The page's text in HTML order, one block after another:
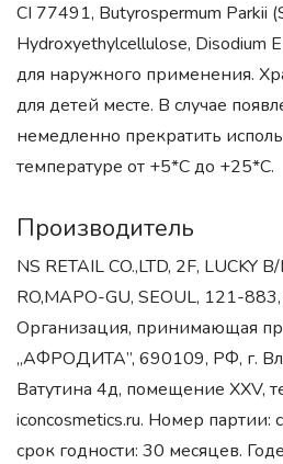
CI 77491, Butyrospermum Parkii
Hydroxyethylcellulose, Disodium
для наружного применения.
для детей месте. В случае
немедленно прекратить
температуре от +5*С до +25*С.
Производитель
NS RETAIL CO.,LTD, 2F, LUCKY
RO,MAPO-GU, SEOUL, 121-
Организация, принимающая
„АФРОДИТА”, 690109, РФ, г.
Ватутина 4д, помещение XXV,
iconcosmetics.ru. Номер
срок годности: 30 месяцев.